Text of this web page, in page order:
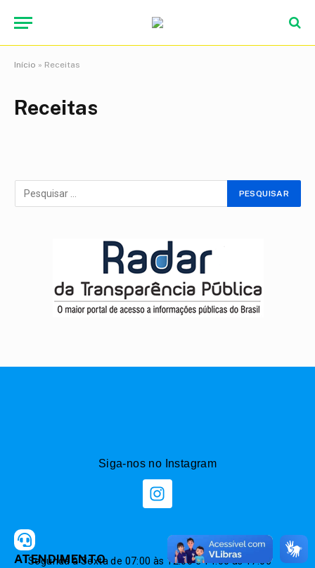
Início » Receitas
Receitas
Siga-nos no Instagram
ATENDIMENTO
Segunda à Sexta de 07:00 às 12:00 e 14:00 às 17:00